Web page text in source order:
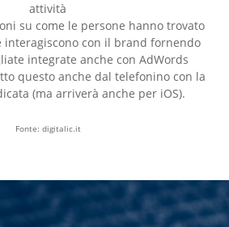
attività
su come le persone hanno trovato
interagiscono con il brand fornendo
integrate anche con AdWords
questo anche dal telefonino con la
(ma arriverà anche per iOS).
Fonte: digitalic.it